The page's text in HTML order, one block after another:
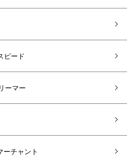
ピード
ーマー
チャント